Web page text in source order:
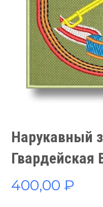
Нарукавный
Гвардейская
400,00₽